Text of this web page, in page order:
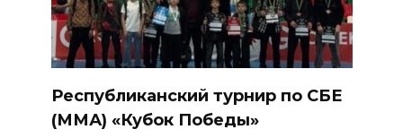
Республиканский турнир по СБЕ
(ММА) «Кубок Победы»